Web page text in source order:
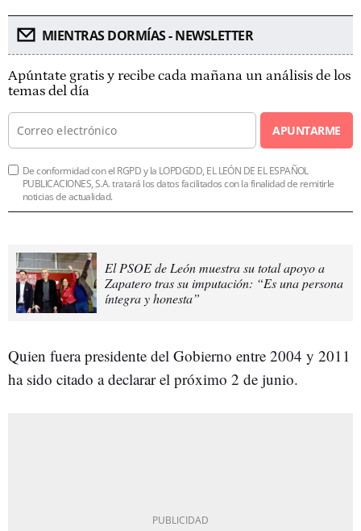
MIENTRAS DORMÍAS - NEWSLETTER
Apúntate gratis y recibe cada mañana un análisis de los
temas del día
APUNTARME
De conformidad con el RGPD y la LOPDGDD, EL LEÓN DE EL ESPAÑOL
PUBLICACIONES, S.A. tratará los datos facilitados con la finalidad de remitirle
noticias de actualidad.
El PSOE de León muestra su total apoyo a
Zapatero tras su imputación: “Es una persona
íntegra y honesta”
Quien fuera presidente del Gobierno entre 2004 y 2011
ha sido citado a declarar el próximo 2 de junio.